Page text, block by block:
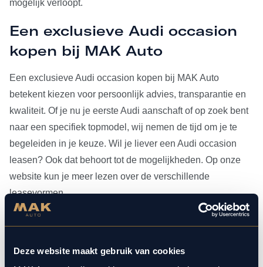
Deze website maakt gebruik van cookies
mogelijk verloopt.
Een exclusieve Audi occasion
kopen bij MAK Auto
Een exclusieve Audi occasion kopen bij MAK Auto
betekent kiezen voor persoonlijk advies, transparantie en
kwaliteit. Of je nu je eerste Audi aanschaft of op zoek bent
naar een specifiek topmodel, wij nemen de tijd om je te
begeleiden in je keuze. Wil je liever een Audi occasion
leasen? Ook dat behoort tot de mogelijkheden. Op onze
website kun je meer lezen over de verschillende
leasevormen.
Heb je je Audi occasion eenmaal gevonden, dan kun je
aangesloten bij Bosch Car Service, beschikken onze